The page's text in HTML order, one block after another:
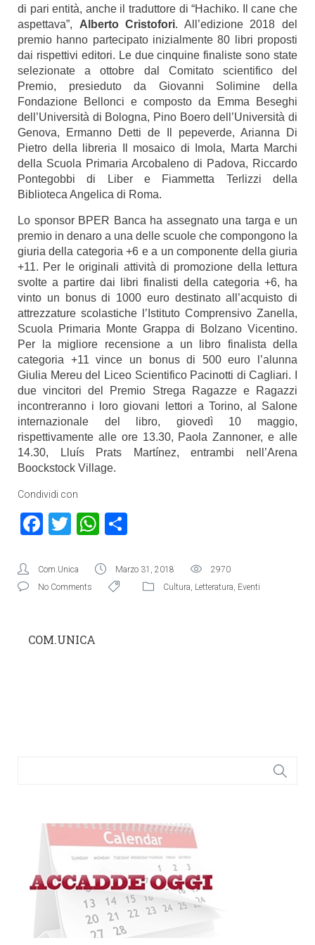
di pari entità, anche il traduttore di “Hachiko. Il cane che
aspettava”, Alberto Cristofori. All’edizione 2018 del
premio hanno partecipato inizialmente 80 libri proposti
dai rispettivi editori. Le due cinquine finaliste sono state
selezionate a ottobre dal Comitato scientifico del
Premio, presieduto da Giovanni Solimine della
Fondazione Bellonci e composto da Emma Beseghi
dell’Università di Bologna, Pino Boero dell’Università di
Genova, Ermanno Detti de Il pepeverde, Arianna Di
Pietro della libreria Il mosaico di Imola, Marta Marchi
della Scuola Primaria Arcobaleno di Padova, Riccardo
Pontegobbi di Liber e Fiammetta Terlizzi della
Biblioteca Angelica di Roma.
Lo sponsor BPER Banca ha assegnato una targa e un
premio in denaro a una delle scuole che compongono la
giuria della categoria +6 e a un componente della giuria
+11. Per le originali attività di promozione della lettura
svolte a partire dai libri finalisti della categoria +6, ha
vinto un bonus di 1000 euro destinato all’acquisto di
attrezzature scolastiche l’Istituto Comprensivo Zanella,
Scuola Primaria Monte Grappa di Bolzano Vicentino.
Per la migliore recensione a un libro finalista della
categoria +11 vince un bonus di 500 euro l’alunna
Giulia Mereu del Liceo Scientifico Pacinotti di Cagliari. I
due vincitori del Premio Strega Ragazze e Ragazzi
incontreranno i loro giovani lettori a Torino, al Salone
internazionale del libro, giovedì 10 maggio,
rispettivamente alle ore 13.30, Paola Zannoner, e alle
14.30, Lluís Prats Martínez, entrambi nell’Arena
Boockstock Village.
Condividi con
Facebook
TwitterWhatsApp
Com.Unica Marzo 31, 2018
2970
No Comments
Cultura, Letteratura, Eventi
COM.UNICA